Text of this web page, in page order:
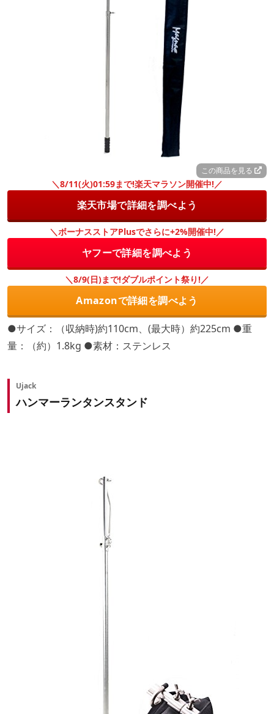
この商品を見る
＼8/11(火)01:59まで!楽天マラソン開催中!／
楽天市場で詳細を調べよう
＼ボーナスストアPlusでさらに+2%開催中!／
ヤフーで詳細を調べよう
＼8/9(日)まで!ダブルポイント祭り!／
Amazonで詳細を調べよう
●サイズ：（収納時)約110cm、(最大時）約225cm ●重
量：（約）1.8kg ●素材：ステンレス
Ujack
ハンマーランタンスタンド